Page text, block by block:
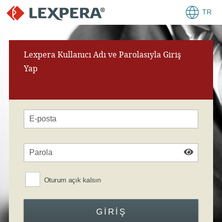
TR
Lexpera Kullanıcı Adı ve Parolasıyla Giriş
Yap
Oturum açık kalsın
GIRIŞ